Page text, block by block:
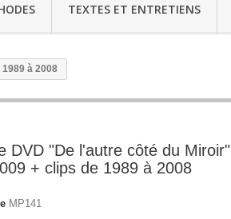
TEXTES ET ENTRETIENS
à 2008
DVD "De l'autre côté du Miroir"
+ clips de 1989 à 2008
MP141